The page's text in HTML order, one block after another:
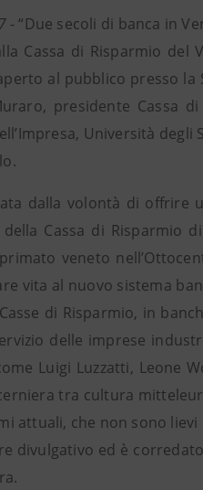
- “Due secoli di banca in
Cassa di Risparmio del
al pubblico presso la
presidente Cassa
Università degli
dalla volontà di
Cassa di Risparmio
veneto
vita al nuovo sistema
di Risparmio, in
delle imprese
Luigi Luzzatti, Leone
tra cultura
attuali, che non sono
divulgativo ed è